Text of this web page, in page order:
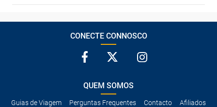
CONECTE CONNOSCO
QUEM SOMOS
Guias de Viagem Perguntas Frequentes Contacto
Afiliados